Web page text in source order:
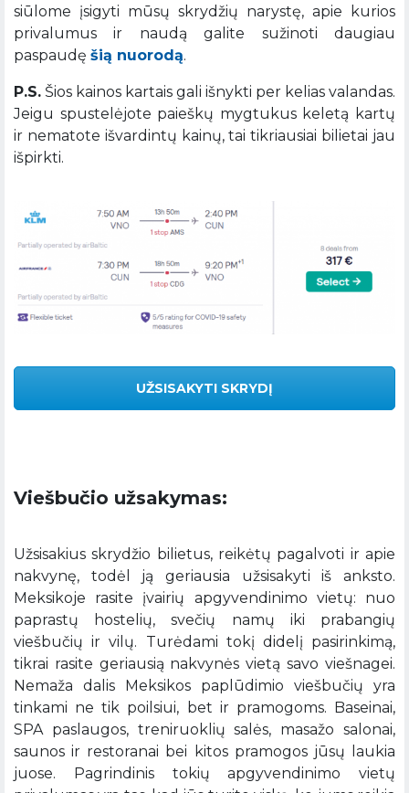
siūlome įsigyti mūsų skrydžių narystę, apie kurios
privalumus ir naudą galite sužinoti daugiau
paspaudę šią nuorodą.
P.S. Šios kainos kartais gali išnykti per kelias valandas.
Jeigu spustelėjote paieškų mygtukus keletą kartų
ir nematote išvardintų kainų, tai tikriausiai bilietai jau
išpirkti.
UŽSISAKYTI SKRYDĮ
Viešbučio užsakymas:
Užsisakius skrydžio bilietus, reikėtų pagalvoti ir apie
nakvynę, todėl ją geriausia užsisakyti iš anksto.
Meksikoje rasite įvairių apgyvendinimo vietų: nuo
paprastų hostelių, svečių namų iki prabangių
viešbučių ir vilų. Turėdami tokį didelį pasirinkimą,
tikrai rasite geriausią nakvynės vietą savo viešnagei.
Nemaža dalis Meksikos paplūdimio viešbučių yra
tinkami ne tik poilsiui, bet ir pramogoms. Baseinai,
SPA paslaugos, treniruoklių salės, masažo salonai,
saunos ir restoranai bei kitos pramogos jūsų laukia
juose. Pagrindinis tokių apgyvendinimo vietų